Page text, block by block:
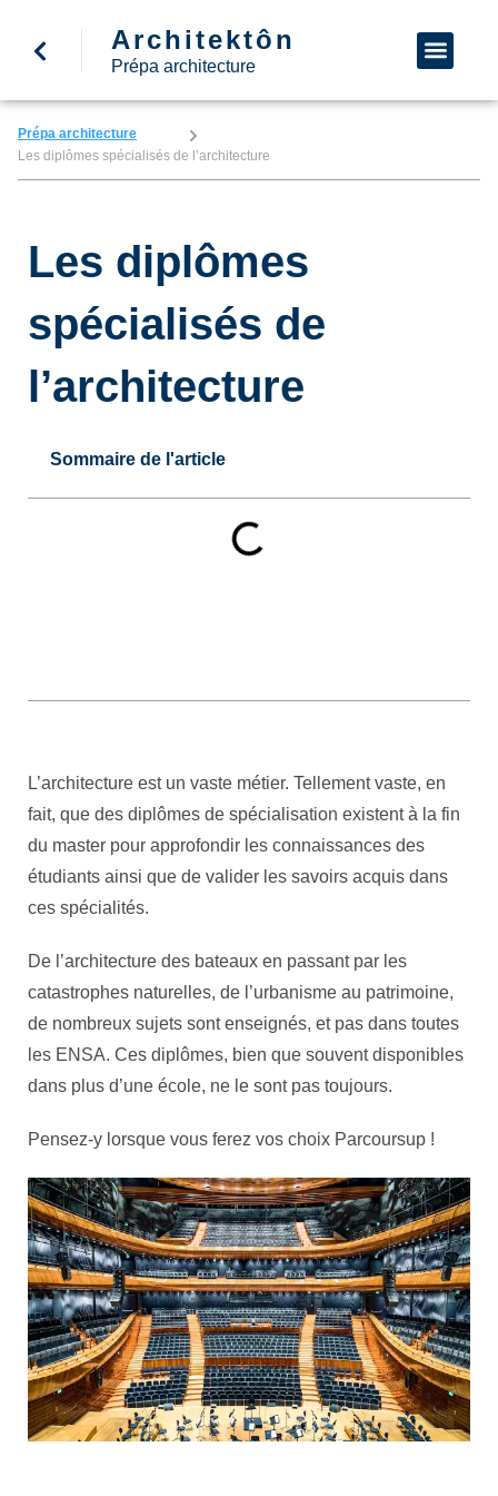
Architektôn
Prépa architecture
Prépa architecture
Les diplômes spécialisés de l’architecture
Les diplômes
spécialisés de
l’architecture
Sommaire de l'article
L’architecture est un vaste métier. Tellement vaste, en
fait, que des diplômes de spécialisation existent à la fin
du master pour approfondir les connaissances des
étudiants ainsi que de valider les savoirs acquis dans
ces spécialités.
De l’architecture des bateaux en passant par les
catastrophes naturelles, de l’urbanisme au patrimoine,
de nombreux sujets sont enseignés, et pas dans toutes
les ENSA. Ces diplômes, bien que souvent disponibles
dans plus d’une école, ne le sont pas toujours.
Pensez-y lorsque vous ferez vos choix Parcoursup !